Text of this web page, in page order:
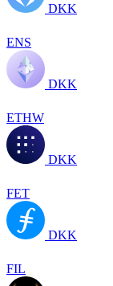
DKK
ENS
DKK
ETHW
DKK
FET
DKK
FIL